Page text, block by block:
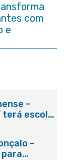
com
e
–
terá escola
–